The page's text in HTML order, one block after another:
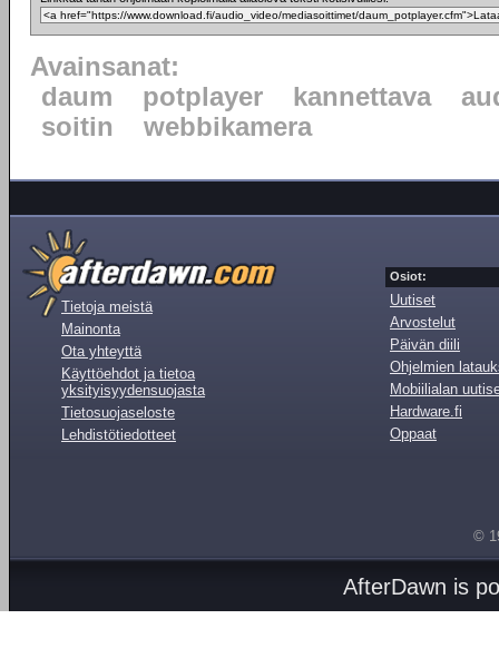
Avainsanat:
daum
potplayer kannettava
soitin
webbikamera
Tietoja meistä
Mainonta
Ota yhteyttä
Käyttöehdot ja tietoa
yksityisyydensuojasta
Tietosuojaseloste
Lehdistötiedotteet
Osiot:
Uutiset
Arvostelut
Päivän diili
Ohjelmien
Mobiilialan
Hardware.fi
Oppaat
©
AfterDawn is